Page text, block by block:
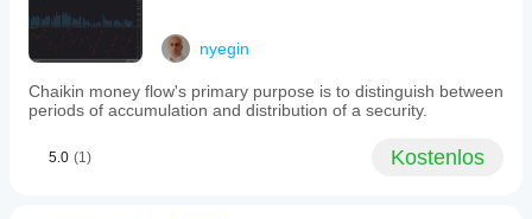
nyegin
Chaikin money flow's primary purpose is to distinguish between
periods of accumulation and distribution of a security.
5.0 (1) Kostenlos